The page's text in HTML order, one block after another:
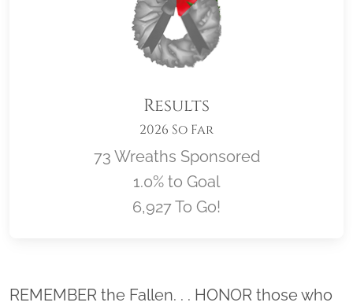
Results
2026 So Far
73 Wreaths Sponsored
1.0% to Goal
6,927 To Go!
Location title
REMEMBER the Fallen. . . HONOR those who